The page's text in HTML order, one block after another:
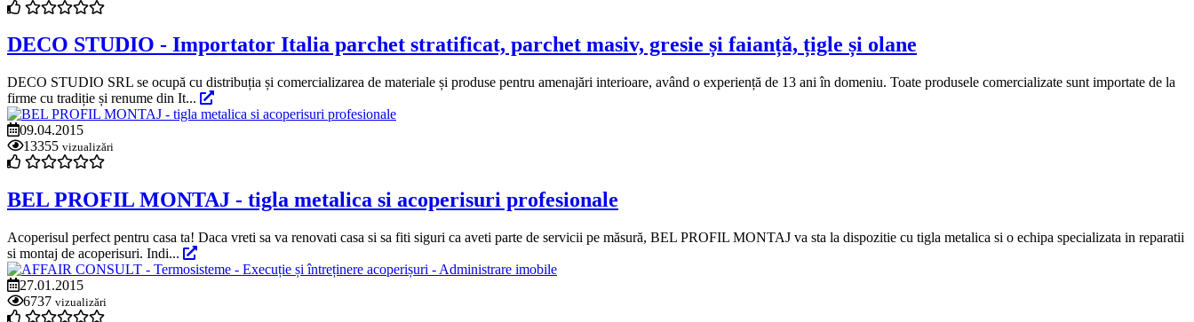
DECO STUDIO - Importator Italia parchet stratificat, parchet masiv, gresie și faianță, țigle și olane
DECO STUDIO SRL se ocupă cu distribuția și comercializarea de materiale și produse pentru amenajări interioare, având o experiență de 13 ani în domeniu. Toate produsele comercializate sunt importate de la
firme cu tradiție și renume din It...
09.04.2015
13355 vizualizări
BEL PROFIL MONTAJ - tigla metalica si acoperisuri profesionale
Acoperisul perfect pentru casa ta! Daca vreti sa va renovati casa si sa fiti siguri ca aveti parte de servicii pe măsură, BEL PROFIL MONTAJ va sta la dispozitie cu tigla metalica si o echipa specializata in reparatii
si montaj de acoperisuri. Indi...
27.01.2015
6737 vizualizări